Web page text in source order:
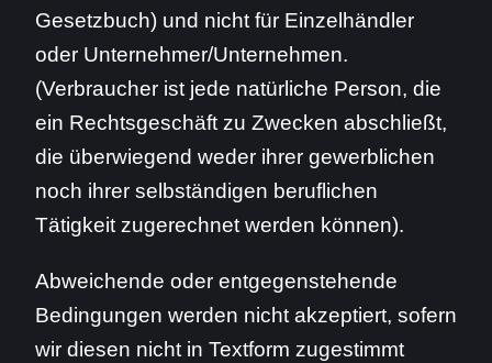
Gesetzbuch) und nicht für Einzelhändler
oder Unternehmer/Unternehmen.
(Verbraucher ist jede natürliche Person, die
ein Rechtsgeschäft zu Zwecken abschließt,
die überwiegend weder ihrer gewerblichen
noch ihrer selbständigen beruflichen
Tätigkeit zugerechnet werden können).
Abweichende oder entgegenstehende
Bedingungen werden nicht akzeptiert, sofern
wir diesen nicht in Textform zugestimmt